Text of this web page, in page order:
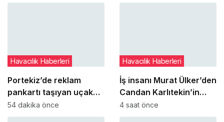
yönetimine geçiyor
yolcuya hizmet verildi
Portekiz’de reklam
pankartı taşıyan uçak
düştü: 28 yaşındaki pilot
hayatını kaybetti
Havacılık Haberleri
54 dakika önce
İş insanı Murat Ülker’den
Candan Karlıtekin’in
THY ile ilgili kaleme
aldığı kitaba övgü
Havacılık Haberleri
4 saat önce